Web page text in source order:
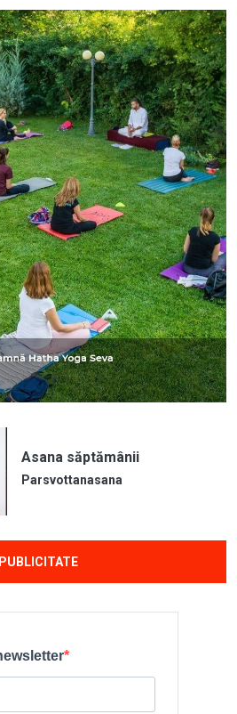
Asana săptămânii
Parsvottanasana
PUBLICITATE